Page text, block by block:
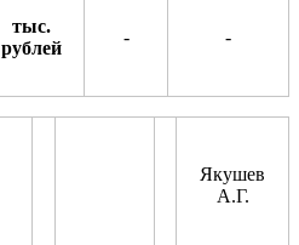
тыс.
рублей
- -
Якушев
А.Г.